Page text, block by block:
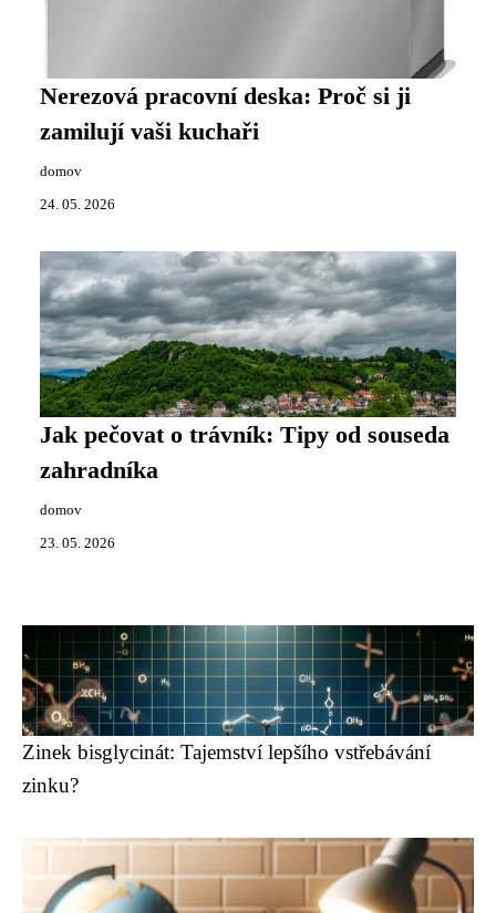
Nerezová pracovní deska: Proč si ji
zamilují vaši kuchaři
domov
24. 05. 2026
Jak pečovat o trávník: Tipy od souseda
zahradníka
domov
23. 05. 2026
Zinek bisglycinát: Tajemství lepšího vstřebávání
zinku?